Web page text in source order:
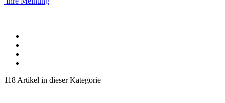
118 Artikel in dieser Kategorie